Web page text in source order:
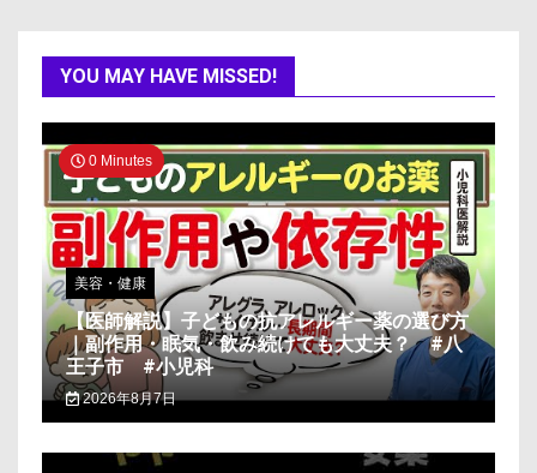
YOU MAY HAVE MISSED!
0 Minutes
美容・健康
【医師解説】子どもの抗アレルギー薬の選び方
｜副作用・眠気・飲み続けても大丈夫？ #八
王子市 #小児科
2026年8月7日